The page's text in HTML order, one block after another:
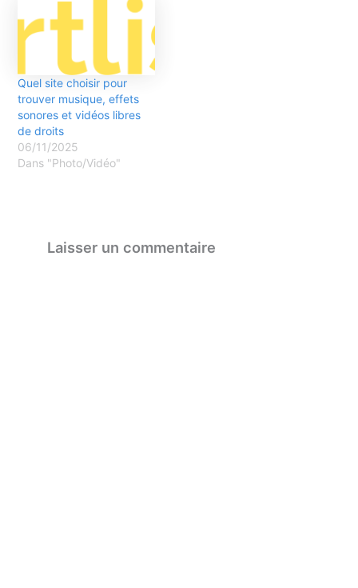
Quel site choisir pour
trouver musique, effets
sonores et vidéos libres
de droits
06/11/2025
Dans "Photo/Vidéo"
Laisser un commentaire